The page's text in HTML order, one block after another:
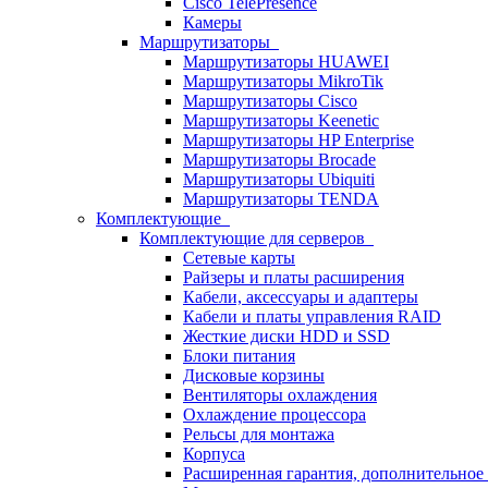
Камеры
Маршрутизаторы
Маршрутизаторы HUAWEI
Маршрутизаторы MikroTik
Маршрутизаторы Cisco
Маршрутизаторы Keenetic
Маршрутизаторы HP Enterprise
Маршрутизаторы Brocade
Маршрутизаторы Ubiquiti
Маршрутизаторы TENDA
Комплектующие
Комплектующие для серверов
Сетевые карты
Райзеры и платы расширения
Кабели, аксессуары и адаптеры
Кабели и платы управления RAID
Жесткие диски HDD и SSD
Блоки питания
Дисковые корзины
Вентиляторы охлаждения
Охлаждение процессора
Рельсы для монтажа
Корпуса
Расширенная гарантия,